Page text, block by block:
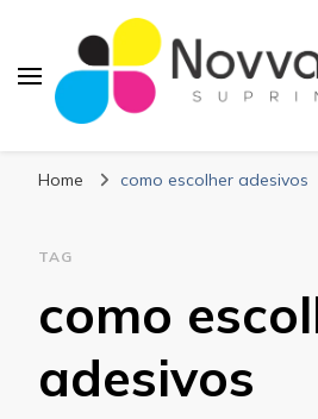
Home como escolher adesivos
TAG
como
adesivos